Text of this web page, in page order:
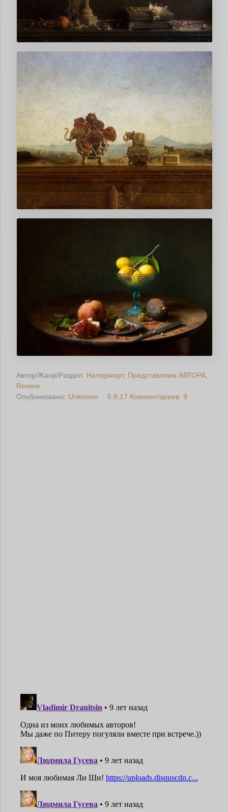
Автор/Жанр/Раздел: Натюрморт Представляем АВТОРА
Review
Опубликовано: Unknown 6.8.17 Комментариев: 9